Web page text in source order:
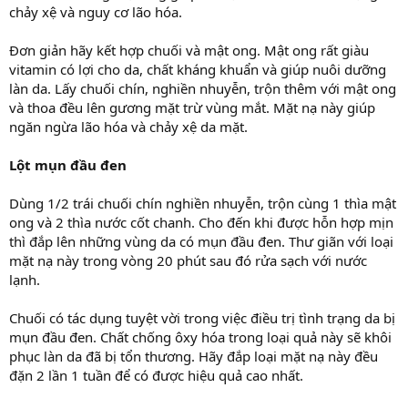
chảy xệ và nguy cơ lão hóa.
Đơn giản hãy kết hợp chuối và mật ong. Mật ong rất giàu
vitamin có lợi cho da, chất kháng khuẩn và giúp nuôi dưỡng
làn da. Lấy chuối chín, nghiền nhuyễn, trộn thêm với mật ong
và thoa đều lên gương mặt trừ vùng mắt. Mặt nạ này giúp
ngăn ngừa lão hóa và chảy xệ da mặt.
Lột mụn đầu đen
Dùng 1/2 trái chuối chín nghiền nhuyễn, trộn cùng 1 thìa mật
ong và 2 thìa nước cốt chanh. Cho đến khi được hỗn hợp mịn
thì đắp lên những vùng da có mụn đầu đen. Thư giãn với loại
mặt nạ này trong vòng 20 phút sau đó rửa sạch với nước
lạnh.
Chuối có tác dụng tuyệt vời trong việc điều trị tình trạng da bị
mụn đầu đen. Chất chống ôxy hóa trong loại quả này sẽ khôi
phục làn da đã bị tổn thương. Hãy đắp loại mặt nạ này đều
đặn 2 lần 1 tuần để có được hiệu quả cao nhất.